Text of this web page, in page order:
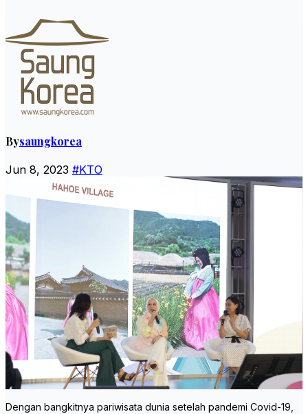
Bysaungkorea
Jun 8, 2023 #KTO
Dengan bangkitnya pariwisata dunia setelah pandemi Covid-19,